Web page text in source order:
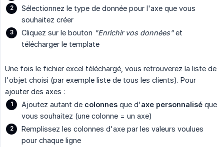
Sélectionnez le type de donnée pour l'axe que vous
souhaitez créer
Cliquez sur le bouton "Enrichir vos données"et
télécharger le template
Une fois le fichier excel téléchargé, vous retrouverez la liste de
l'objet choisi (par exemple liste de tous les clients). Pour
ajouter des axes :
Ajoutez autant de colonnes que d'axe personnalisé que
vous souhaitez (une colonne = un axe)
Remplissez les colonnes d'axe par les valeurs voulues
pour chaque ligne